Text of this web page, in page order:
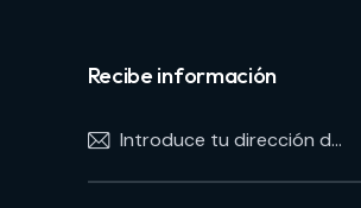
Recibe información